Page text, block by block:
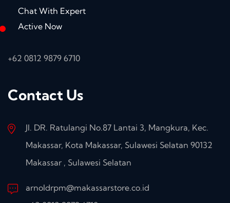
Chat With Expert
Active Now
+62 0812 9879 6710
Contact Us
Jl. DR. Ratulangi No.87 Lantai 3, Mangkura, Kec.
Makassar, Kota Makassar, Sulawesi Selatan 90132
Makassar , Sulawesi Selatan
arnoldrpm@makassarstore.co.id